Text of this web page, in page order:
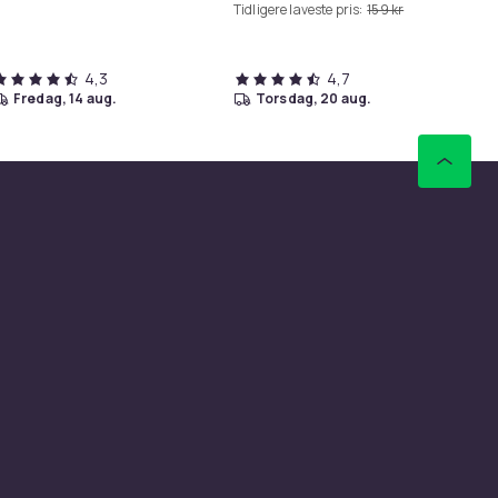
4,3
fredag, 14 aug.
Tidligere laveste pris: 159 kr
4,7
torsdag, 20 aug.